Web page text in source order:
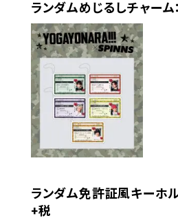
ランダムめじるしチャーム
ランダム免許証風キーホ
+税